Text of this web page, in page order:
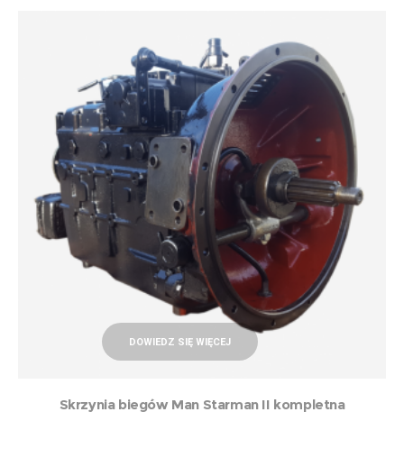
DOWIEDZ SIĘ WIĘCEJ
Skrzynia biegów Man Starman II kompletna